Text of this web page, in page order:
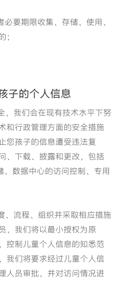
要期限收集、存储、使用、
；
子的个人信息
，我们会在现有技术水平下努
和行政管理方面的安全措施
您孩子的信息遭受违法复
、下载、披露和更改，包括
、数据中心的访问控制、专用
、流程、组织并采取相应措施
，我们将以最小授权为原
控制儿童个人信息的知悉范
我们将要求经过儿童个人信
人员审批，并对访问情况进